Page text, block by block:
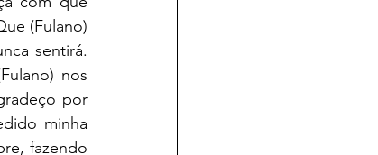
(Fulano)
sentirá.
nos
por
minha
fazendo